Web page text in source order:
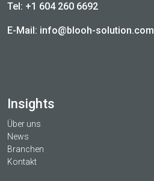
Tel: +1 604 260 6692
E-Mail: info@blooh-solution.com
Insights
Über uns
News
Branchen
Kontakt